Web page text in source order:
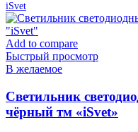
iSvet
Add to compare
Быстрый просмотр
В желаемое
Cветильник
чёрный тм «iSvet»